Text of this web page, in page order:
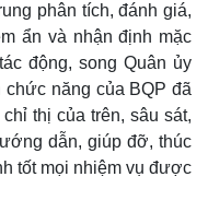
phân tích, đánh giá,
ẩn và nhận định mặc
động, song Quân ủy
năng của BQP đã
thị của trên, sâu sát,
dẫn, giúp đỡ, thúc
tốt mọi nhiệm vụ được